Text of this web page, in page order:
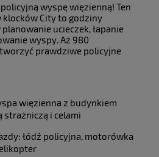
wyspę więzienną! Ten
City to godziny
ucieczek, łapanie
wyspy. Aż 980
prawdziwe policyjne
więzienna z budynkiem
strażniczą i celami
łódź policyjna, motorówka